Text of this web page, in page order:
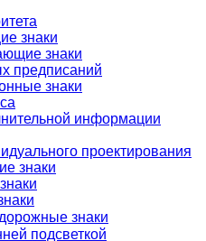
знаки
знаки
предписаний
знаки
информации
проектирования
знаки
знаки
подсветкой